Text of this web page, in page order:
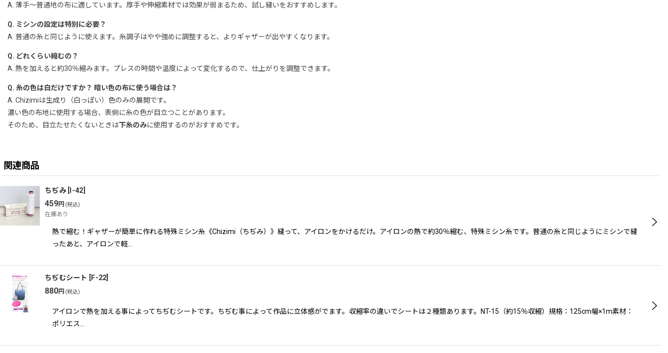
A. 薄手〜普通地の布に適しています。厚手や伸縮素材では効果が弱まるため、試し縫いをおすすめします。
Q. ミシンの設定は特別に必要？
A. 普通の糸と同じように使えます。糸調子はやや強めに調整すると、よりギャザーが出やすくなります。
Q. どれくらい縮むの？
A. 熱を加えると約30％縮みます。プレスの時間や温度によって変化するので、仕上がりを調整できます。
Q. 糸の色は白だけですか？ 暗い色の布に使う場合は？
A. Chizimiは生成り（白っぽい）色のみの展開です。
濃い色の布地に使用する場合、表側に糸の色が目立つことがあります。
そのため、目立たせたくないときは下糸のみに使用するのがおすすめです。
関連商品
ちぢみ I-42
459円 (税込)
在庫あり
熱で縮む！ギャザーが簡単に作れる特殊ミシン糸《Chizimi（ちぢみ）》縫って、アイロンをかけるだけ。アイロンの熱で約30％縮む、特殊ミシン糸です。普通の糸と同じようにミシンで縫
ったあと、アイロンで軽…
ちぢむシート F-22
880円 (税込)
アイロンで熱を加える事によってちぢむシートです。ちぢむ事によって作品に立体感がでます。収縮率の違いでシートは２種類あります。NT-15（約15％収縮）規格：125cm幅×1m素材：
ポリエス…